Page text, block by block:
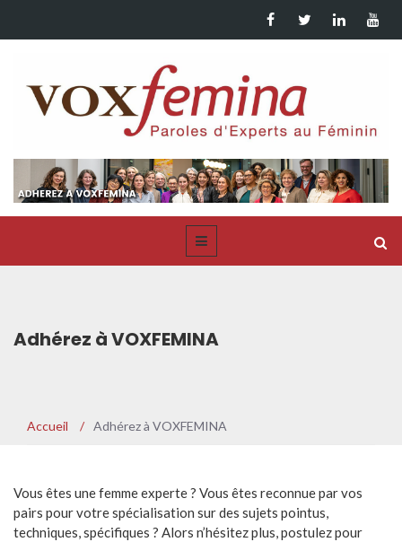
Adhérez à VOXFEMINA
Accueil / Adhérez à VOXFEMINA
Vous êtes une femme experte ? Vous êtes reconnue par vos
pairs pour votre spécialisation sur des sujets pointus,
techniques, spécifiques ? Alors n’hésitez plus, postulez pour